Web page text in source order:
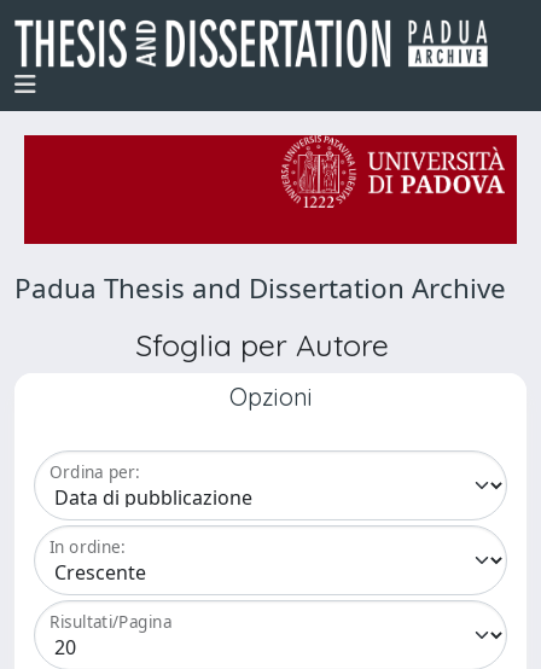
Padua Thesis and Dissertation Archive
Sfoglia per Autore
Opzioni
Ordina per:
In ordine:
Risultati/Pagina